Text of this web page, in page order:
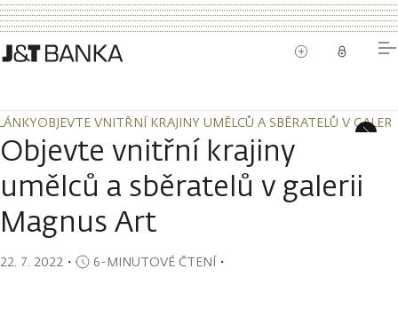
OBJEVTE VNITŘNÍ KRAJINY UMĚLCŮ A SBĚRATELŮ V
OBJEVTE VNITŘNÍ KRAJINY UMĚLCŮ A SBĚRATELŮ V
Objevte vnitřní krajiny
umělců a sběratelů v galerii
Magnus Art
22. 7. 2022 ・ 6-MINUTOVÉ ČTENÍ・